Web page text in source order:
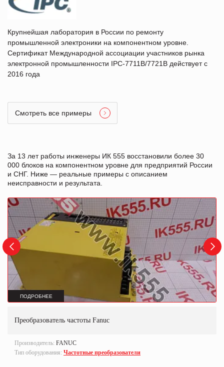
Крупнейшая лаборатория в России по ремонту
промышленной электроники на компонентном уровне.
Сертификат Международной ассоциации участников рынка
электронной промышленности IPC-7711B/7721B действует с
2016 года
Смотреть все примеры
За 13 лет работы инженеры ИК 555 восстановили более 30
000 блоков на компонентном уровне для предприятий России
и СНГ. Ниже — реальные примеры с описанием
неисправности и результата.
ПОДРОБНЕЕ
Преобразователь частоты Fanuc
Производитель: FANUC
Тип оборудования: Частотные преобразователи